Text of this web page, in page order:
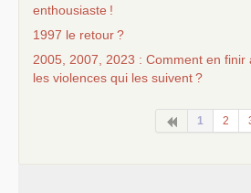
enthousiaste !
1997 le retour?
2005, 2007, 2023 : Comment en finir
les violences qui les suivent?
1 2